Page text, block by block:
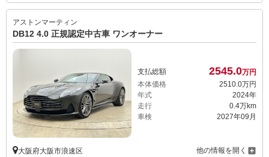
アストンマーティン
DB12 4.0 正規認定中古車 ワンオーナー
支払総額 2545.0万円
本体価格
2510. 0万円
年式
2024年
走行
0.4万km
車検
2027年09月
大阪府大阪市浪速区 他の情報を開く